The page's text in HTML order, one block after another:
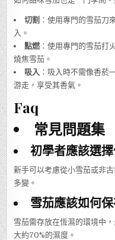
切割 ：使用專門的雪茄刀
入。
點燃 ：使用專門的雪茄打
燒焦雪茄。
吸入 ：吸入時不需像香菸
游走，享受其香氣。
Faq
常見問題集
初學者應該選
新手可以考慮從小雪茄或非
多變。
雪茄應該如何保
雪茄需存放在恆濕的環境中
大約70%的濕度。